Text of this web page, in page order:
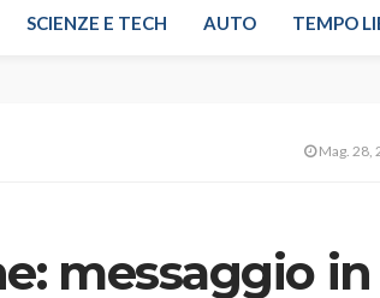
SCIENZE E TECH AUTO TEMPO
Mag. 28,
messaggio in